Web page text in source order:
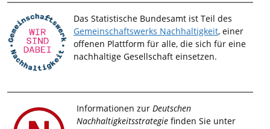
Das Statistische Bundesamt ist Teil des
Gemeinschaftswerks Nachhaltigkeit, einer
offenen Plattform für alle, die sich für eine
nachhaltige Gesellschaft einsetzen.
Informationen zur Deutschen
Nachhaltigkeitsstrategie finden Sie unter